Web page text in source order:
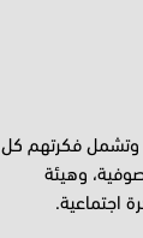
وتشمل فكرتهم كل
وهيئة
اجتماعية.